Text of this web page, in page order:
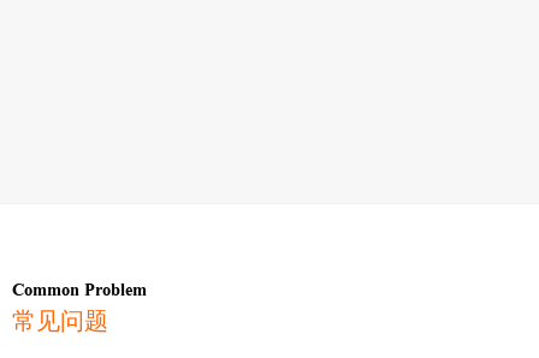
Common Problem
常见问题